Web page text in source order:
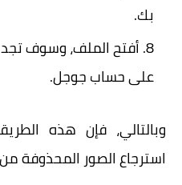
بك.
أفتح الملف، وسوف
على حساب جوجل.
وبالتالي، فإن هذه
استرجاع الصور المحذوفة